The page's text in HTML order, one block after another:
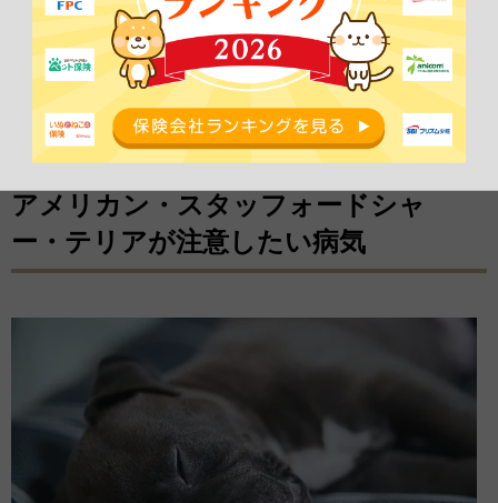
シャンプーは、月に1回程度
が目安です。シャンプー後は、タオルド
ライとドライヤーで、被毛の根元までしっかりと乾かすことが大切
です。
アメリカン・スタッフォードシャ
ー・テリアが注意したい病気